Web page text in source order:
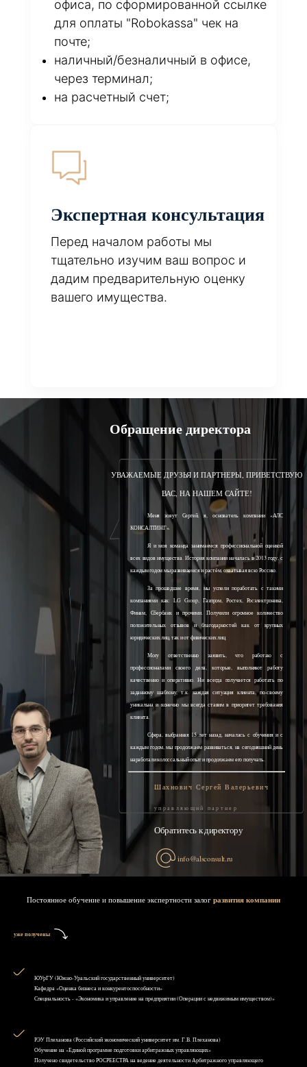
офиса, по сформированной ссылке
для оплаты "Robokassa" чек на
почте;
наличный/безналичный в офисе,
через терминал;
на расчетный счет;
Экспертная консультация
Перед началом работы мы
тщательно изучим ваш вопрос и
дадим предварительную оценку
вашего имущества.
Обращение директора
УВАЖАЕМЫЕ ДРУЗЬЯ И ПАРТНЕРЫ, ПРИВЕТСТВУЮ
ВАС, НА НАШЕМ САЙТЕ!
Меня зовут Сергей, я, основатель компании «АЛС
КОНСАЛТИНГ».
Я и моя команда занимаемся профессиональной оценкой
всех видов имущества. История компании началась в 2013 году, с
каждым годом мы развиваемся и растём, охватывая всю Россию.
За прошедшее время, мы успели поработать с такими
компаниями как: LG Group, Газпром, Ростех, Росэлектроника,
Финам, Сбербанк и прочими. Получили огромное количество
положительных отзывов и благодарностей как от крупных
юридических лиц, так и от физических лиц.
Могу ответственно заявить, что работаю с
профессионалами своего дела, которые, выполняют работу
качественно и оперативно. Ни всегда получается работать по
заданному шаблону, т.к. каждая ситуация клиента, по-своему
уникальна и конечно мы всегда ставим в приоритет требования
клиента.
Сфера, выбранная 15 лет назад, началась с обучения и с
каждым годом, мы продолжаем развиваться, на сегодняшний день
наработали колоссальный опыт и продолжаем его получать.
Шахнович Сергей Валерьевич
управляющий партнер
Обратитесь к директору
info@alsconsult.ru
Постоянное обучение и повышение экспертности залог развития компании
уже получены
ЮУрГУ (Южно-Уральский государственный университет)
Кафедра «Оценка бизнеса и конкурентоспособности»
Специальность - «Экономика и управление на предприятии (Операции с недвижимым имуществом)»
РЭУ Плеханова (Российский экономический университет им. Г.В. Плеханова)
Обучение на «Единой программе подготовки арбитражных управляющих»
Получено свидетельство РОСРЕЕСТРА на ведение деятельности Арбитражного управляющего